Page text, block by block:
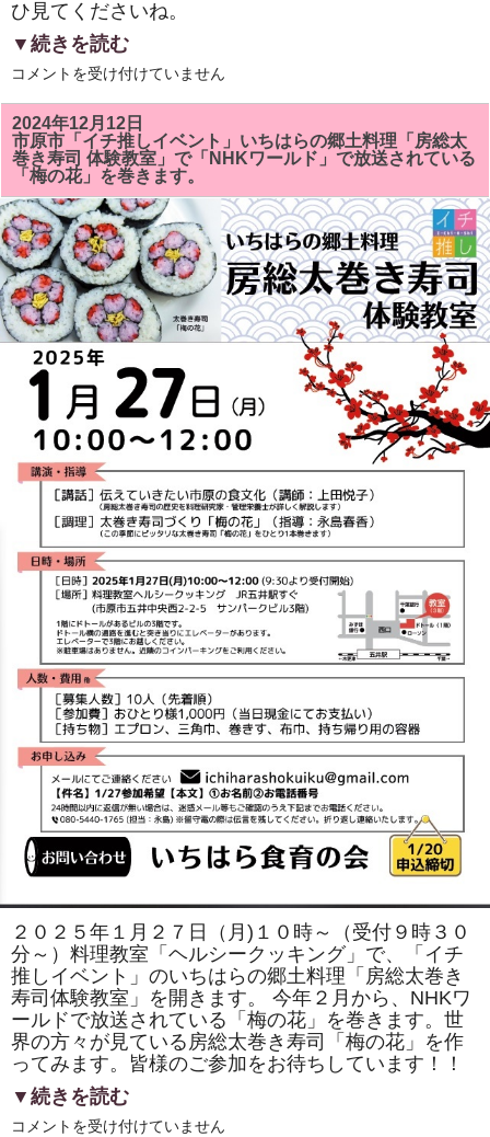
ひ見てくださいね。
▼続きを読む
２
２
５
年
新
年
明
け
ま
し
て
お
め
で
と
う
ご
ざ
コメントを受け付けていません
2024年12月12日
市原市「イチ推しイベント」いちはらの郷土料理「房総太
巻き寿司 体験教室」で「NHKワールド」で放送されている
「梅の花」を巻きます。
２０２５年１月２７日（月)１０時～（受付９時３０
分～）料理教室「ヘルシークッキング」で、「イチ
推しイベント」のいちはらの郷土料理「房総太巻き
寿司体験教室」を開きます。 今年２月から、NHKワ
ールドで放送されている「梅の花」を巻きます。世
界の方々が見ている房総太巻き寿司「梅の花」を作
ってみます。皆様のご参加をお待ちしています！！
▼続きを読む
市
コメントを受け付けていません